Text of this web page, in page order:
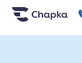
Chapka